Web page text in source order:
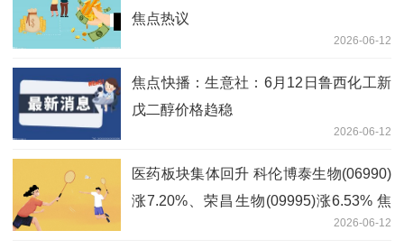
焦点热议
2026-06-12
焦点快播：生意社：6月12日鲁西化工新
戊二醇价格趋稳
2026-06-12
医药板块集体回升 科伦博泰生物(06990)
涨7.20%、荣昌生物(09995)涨6.53% 焦
2026-06-12